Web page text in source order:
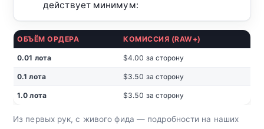
действует минимум:
ОБЪЁМ ОРДЕРА КОМИССИЯ (RAW+)
0.01 лота $4.00 за сторону
0.1 лота $3.50 за сторону
1.0 лота $3.50 за сторону
Из первых рук, с живого фида — подробности на наших